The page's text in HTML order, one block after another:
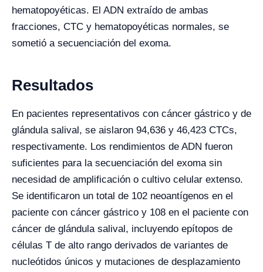
hematopoyéticas. El ADN extraído de ambas
fracciones, CTC y hematopoyéticas normales, se
sometió a secuenciación del exoma.
Resultados
En pacientes representativos con cáncer gástrico y de
glándula salival, se aislaron 94,636 y 46,423 CTCs,
respectivamente. Los rendimientos de ADN fueron
suficientes para la secuenciación del exoma sin
necesidad de amplificación o cultivo celular extenso.
Se identificaron un total de 102 neoantígenos en el
paciente con cáncer gástrico y 108 en el paciente con
cáncer de glándula salival, incluyendo epítopos de
células T de alto rango derivados de variantes de
nucleótidos únicos y mutaciones de desplazamiento